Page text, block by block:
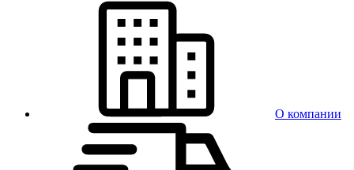
О компании